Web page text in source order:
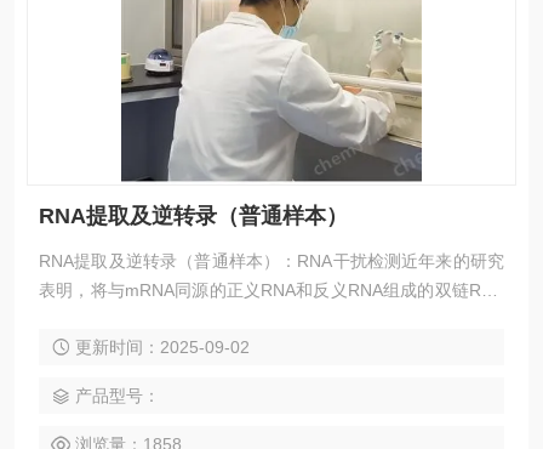
RNA提取及逆转录（普通样本）
RNA提取及逆转录（普通样本）：RNA干扰检测近年来的研究
表明，将与mRNA同源的正义RNA和反义RNA组成的双链RNA
抑制其相应基因的表达。这种转录后基因沉默机制（Post-tran
i）。由于RNAi具有高度的序列专一性，可以特异地使特定基
因沉默
更新时间：2025-09-02
产品型号：
浏览量：1858